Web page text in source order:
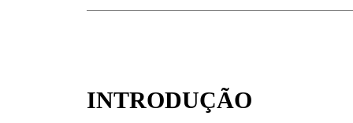
INTRODUÇÃO